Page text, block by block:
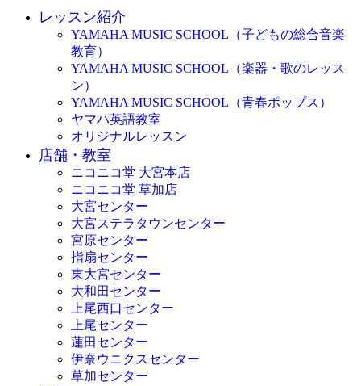
レッスン紹介
YAMAHA MUSIC SCHOOL（子どもの総合音楽
教育）
YAMAHA MUSIC SCHOOL（楽器・歌のレッス
ン）
YAMAHA MUSIC SCHOOL（青春ポップス）
ヤマハ英語教室
オリジナルレッスン
店舗・教室
ニコニコ堂 大宮本店
ニコニコ堂 草加店
大宮センター
大宮ステラタウンセンター
宮原センター
指扇センター
東大宮センター
大和田センター
上尾西口センター
上尾センター
蓮田センター
伊奈ウニクスセンター
草加センター